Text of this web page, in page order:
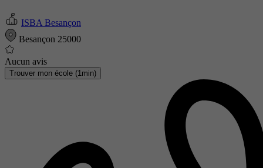
ISBA Besançon
Besançon 25000
Aucun avis
Trouver mon école (1min)